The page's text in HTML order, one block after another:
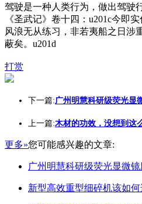
驾驶是一种人类行为，做出驾驶
《圣武记》卷十四：u201c今即
风浪无从练习，非若夷船之日涉
蔽矣。u201d
打赏
下一篇:广州明慧科研级荧光显
上一篇:木材的功效，没想到这
更多»您可能感兴趣的文章:
广州明慧科研级荧光显微
新型高效重型细碎机该如